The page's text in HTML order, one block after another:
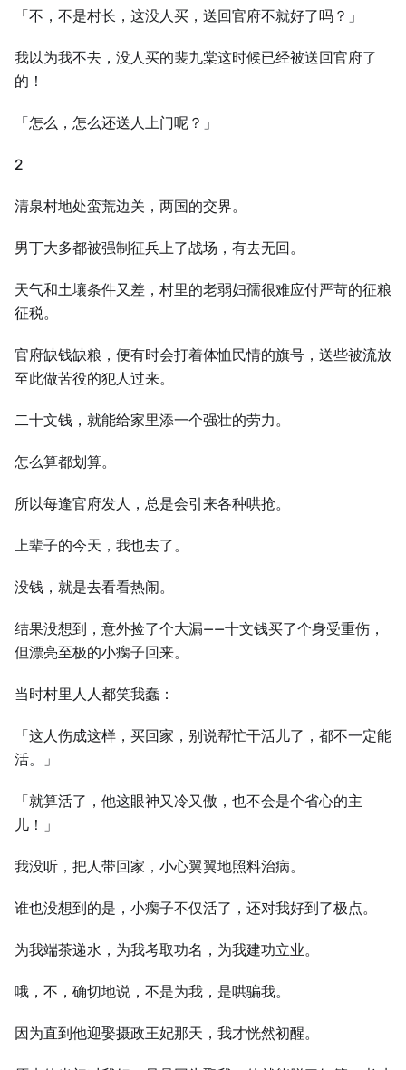
「不，不是村长，这没人买，送回官府不就好了吗？」
我以为我不去，没人买的裴九棠这时候已经被送回官府了
的！
「怎么，怎么还送人上门呢？」
2
清泉村地处蛮荒边关，两国的交界。
男丁大多都被强制征兵上了战场，有去无回。
天气和土壤条件又差，村里的老弱妇孺很难应付严苛的征粮
征税。
官府缺钱缺粮，便有时会打着体恤民情的旗号，送些被流放
至此做苦役的犯人过来。
二十文钱，就能给家里添一个强壮的劳力。
怎么算都划算。
所以每逢官府发人，总是会引来各种哄抢。
上辈子的今天，我也去了。
没钱，就是去看看热闹。
结果没想到，意外捡了个大漏——十文钱买了个身受重伤，
但漂亮至极的小瘸子回来。
当时村里人人都笑我蠢：
「这人伤成这样，买回家，别说帮忙干活儿了，都不一定能
活。」
「就算活了，他这眼神又冷又傲，也不会是个省心的主
儿！」
我没听，把人带回家，小心翼翼地照料治病。
谁也没想到的是，小瘸子不仅活了，还对我好到了极点。
为我端茶递水，为我考取功名，为我建功立业。
哦，不，确切地说，不是为我，是哄骗我。
因为直到他迎娶摄政王妃那天，我才恍然初醒。